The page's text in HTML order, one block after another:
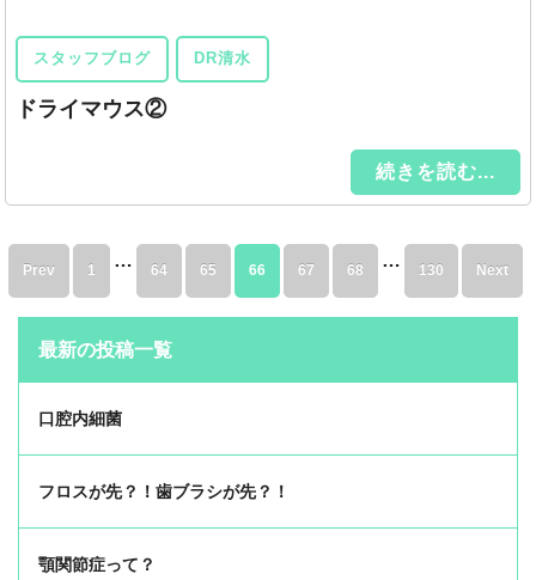
スタッフブログ DR清水
ドライマウス②
続きを読む...
Prev 1 … 64 65 66 67 68 … 130 Next
最新の投稿一覧
口腔内細菌
フロスが先？！歯ブラシが先？！
顎関節症って？